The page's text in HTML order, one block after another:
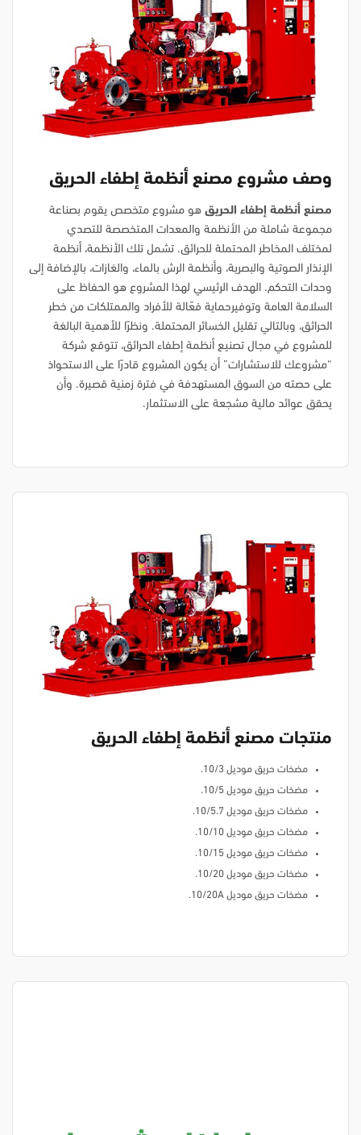
وصف مشروع مصنع أنظمة إطفاء الحريق
مصنع أنظمة إطفاء الحريق هو مشروع متخصص يقوم بصناعة
مجموعة شاملة من الأنظمة والمعدات المتخصصة للتصدي
لمختلف المخاطر المحتملة للحرائق. تشمل تلك الأنظمة، أنظمة
الإنذار الصوتية والبصرية، وأنظمة الرش بالماء، والغازات، بالإضافة إلى
وحدات التحكم. الهدف الرئيسي لهذا المشروع هو الحفاظ على
السلامة العامة وتوفيرحماية فعّالة للأفراد والممتلكات من خطر
الحرائق، وبالتالي تقليل الخسائر المحتملة. ونظرًا للأهمية البالغة
للمشروع في مجال تصنيع أنظمة إطفاء الحرائق، تتوقع شركة
“مشروعك للاستشارات” أن يكون المشروع قادرًا على الاستحواذ
على حصته من السوق المستهدفة في فترة زمنية قصيرة. وأن
يحقق عوائد مالية مشجعة على الاستثمار.
منتجات مصنع أنظمة إطفاء الحريق
مضخات حريق موديل 10/3.
مضخات حريق موديل 10/5.
مضخات حريق موديل 10/5.7.
مضخات حريق موديل 10/10.
مضخات حريق موديل 10/15.
مضخات حريق موديل 10/20.
مضخات حريق موديل 10/20A.